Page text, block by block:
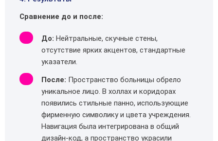
Сравнение до и после:
До: Нейтральные, скучные стены,
отсутствие ярких акцентов, стандартные
указатели.
После: Пространство больницы обрело
уникальное лицо. В холлах и коридорах
появились стильные панно, использующие
фирменную символику и цвета учреждения.
Навигация была интегрирована в общий
дизайн-код, а пространство украсили